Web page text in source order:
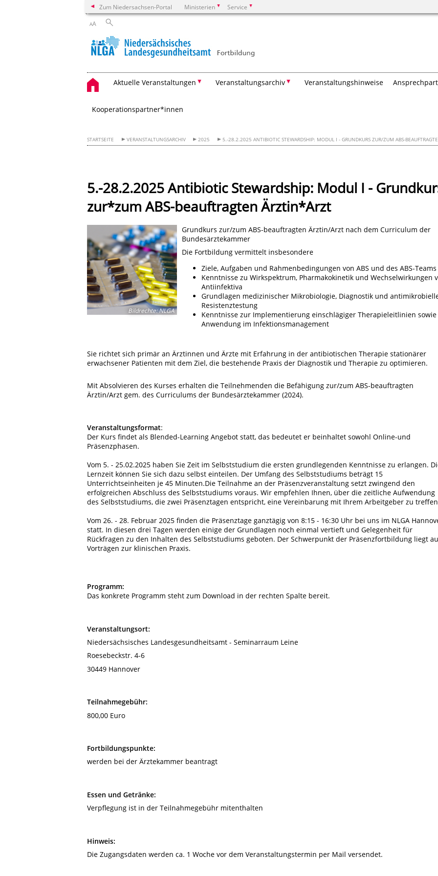
Zum Niedersachsen-Portal Ministerien Service
AA
Aktuelle Veranstaltungen Veranstaltungsarchiv Veranstaltungshinweise
Kooperationspartner*innen
STARTSEITE VERANSTALTUNGSARCHIV 2025 5.-28.2.2025 ANTIBIOTIC STEWARDSHIP: MODUL I - GRUNDKURS ZUR/ZUM ABS-
5.-28.2.2025 Antibiotic Stewardship: Modul I -
zur*zum ABS-beauftragten Ärztin*Arzt
Bildrechte:NLGA
Grundkurs zur/zum ABS-beauftragten Ärztin/Arzt nach dem Curriculum der
Bundesärztekammer
Die Fortbildung vermittelt insbesondere
Ziele, Aufgaben und Rahmenbedingungen von ABS und des ABS-Teams
Kenntnisse zu Wirkspektrum, Pharmakokinetik und Wechselwirkungen
Antiinfektiva
Grundlagen medizinischer Mikrobiologie, Diagnostik und
Resistenztestung
Kenntnisse zur Implementierung einschlägiger Therapieleitlinien sowie
Anwendung im Infektionsmanagement
Sie richtet sich primär an Ärztinnen und Ärzte mit Erfahrung in der antibiotischen Therapie stationärer
erwachsener Patienten mit dem Ziel, die bestehende Praxis der Diagnostik und Therapie zu optimieren.
Mit Absolvieren des Kurses erhalten die Teilnehmenden die Befähigung zur/zum ABS-beauftragten
Ärztin/Arzt gem. des Curriculums der Bundesärztekammer (2024).
Veranstaltungsformat:
Der Kurs findet als Blended-Learning Angebot statt, das bedeutet er beinhaltet sowohl Online-und
Präsenzphasen.
Vom 5. - 25.02.2025 haben Sie Zeit im Selbststudium die ersten grundlegenden Kenntnisse zu erlangen.
Lernzeit können Sie sich dazu selbst einteilen. Der Umfang des Selbststudiums beträgt 15
Unterrichtseinheiten je 45 Minuten.Die Teilnahme an der Präsenzveranstaltung setzt zwingend den
erfolgreichen Abschluss des Selbststudiums voraus. Wir empfehlen Ihnen, über die zeitliche Aufwendung
des Selbststudiums, die zwei Präsenztagen entspricht, eine Vereinbarung mit Ihrem Arbeitgeber zu
Vom 26. - 28. Februar 2025 finden die Präsenztage ganztägig von 8:15 - 16:30 Uhr bei uns im NLGA
statt. In diesen drei Tagen werden einige der Grundlagen noch einmal vertieft und Gelegenheit für
Rückfragen zu den Inhalten des Selbststudiums geboten. Der Schwerpunkt der Präsenzfortbildung liegt
Vorträgen zur klinischen Praxis.
Programm:
Das konkrete Programm steht zum Download in der rechten Spalte bereit.
Veranstaltungsort:
Niedersächsisches Landesgesundheitsamt - Seminarraum Leine
Roesebeckstr. 4-6
30449 Hannover
Teilnahmegebühr:
800,00 Euro
Fortbildungspunkte:
werden bei der Ärztekammer beantragt
Essen und Getränke:
Verpflegung ist in der Teilnahmegebühr mitenthalten
Hinweis:
Die Zugangsdaten werden ca. 1 Woche vor dem Veranstaltungstermin per Mail versendet.